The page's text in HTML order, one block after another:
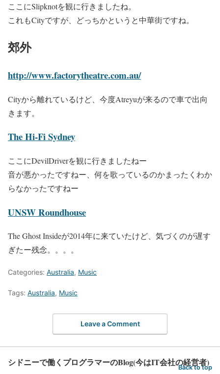
ここにSlipknotを観に行きましたね。
これもCityですが、どっちかというと中華街ですね。
郊外
http://www.factorytheatre.com.au/
Cityから離れているけど、今度Atreyuが来るので車で出向
きます。
The Hi-Fi Sydney
ここにDevilDriverを観に行きましたねー
音が悪かったですねー、何を歌っているのかまったくわか
らなかったですねー
UNSW Roundhouse
The Ghost Insideが2014年に来ていたけど、気づくのが遅す
ぎたー残念。。。。
Categories: Australia, Music
Tags: Australia, Music
Leave a Comment
シドニーで働くプログラマーのBlog(今はIT会社の経営者)
Back to top